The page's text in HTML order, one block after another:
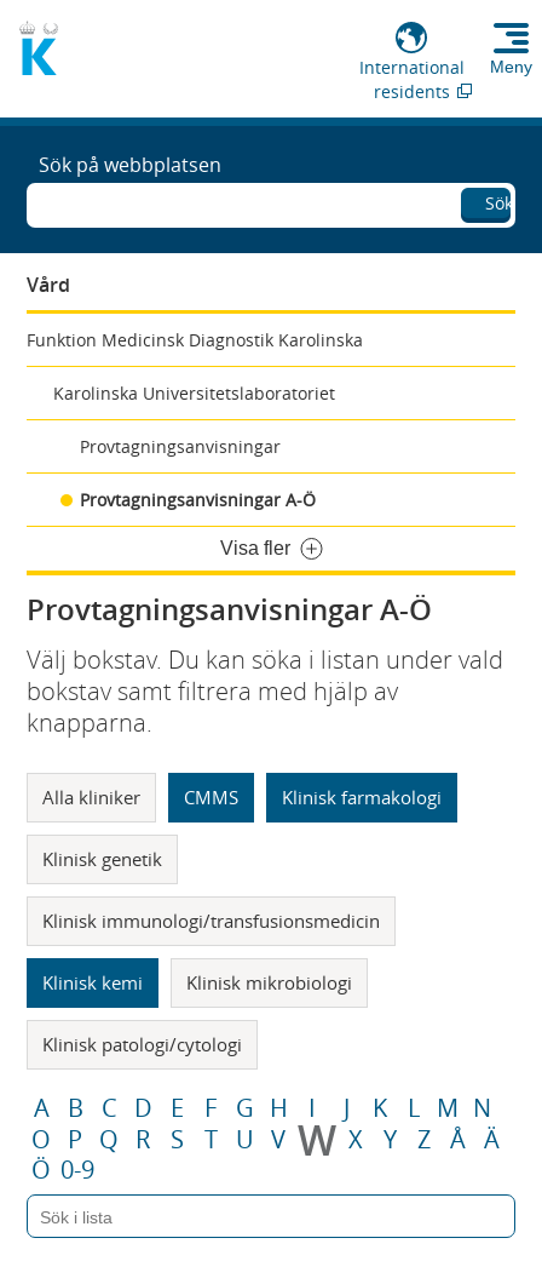
International
residents
Meny
Sök på webbplatsen
Sök
Vård
Funktion Medicinsk Diagnostik Karolinska
Karolinska Universitetslaboratoriet
Provtagningsanvisningar
Provtagningsanvisningar A-Ö
Visa fler
Provtagningsanvisningar A-Ö
Välj bokstav. Du kan söka i listan under vald
bokstav samt filtrera med hjälp av
knapparna.
Alla kliniker CMMS Klinisk farmakologi
Klinisk genetik
Klinisk immunologi/transfusionsmedicin
Klinisk kemi Klinisk mikrobiologi
Klinisk patologi/cytologi
A B C D E F G H I J K L M N
O
P Q R S T U V W X Y Z Å Ä
Ö 0-9